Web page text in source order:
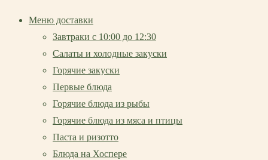
Меню доставки
Завтраки с 10:00 до 12:30
Салаты и холодные закуски
Горячие закуски
Первые блюда
Горячие блюда из рыбы
Горячие блюда из мяса и птицы
Паста и ризотто
Блюда на Хоспере